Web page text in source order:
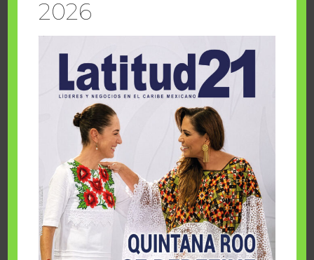
EU sube la parada y Cuba cierra el
3 agosto, 2026
IA en empresas de cincuentones
3 agosto, 2026
TMEC y turismo
3 agosto, 2026
2026